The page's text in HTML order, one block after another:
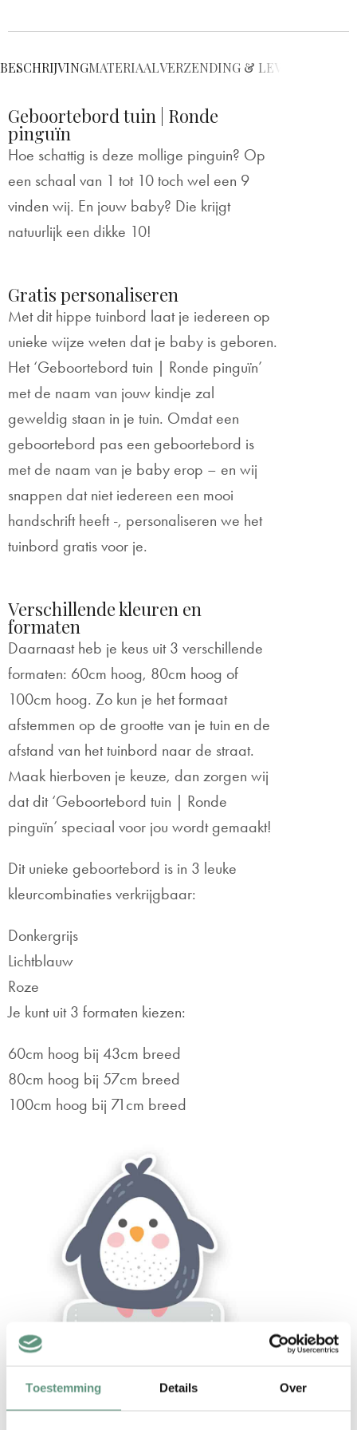
Toestemming Details Over
BESCHRIJVINGMATERIAALVERZENDING & LEVERING
Geboortebord tuin | Ronde
pinguïn
Hoe schattig is deze mollige pinguin? Op
een schaal van 1 tot 10 toch wel een 9
vinden wij. En jouw baby? Die krijgt
natuurlijk een dikke 10!
Gratis personaliseren
Met dit hippe tuinbord laat je iedereen op
unieke wijze weten dat je baby is geboren.
Het ‘Geboortebord tuin | Ronde pinguïn’
met de naam van jouw kindje zal
geweldig staan in je tuin. Omdat een
geboortebord pas een geboortebord is
met de naam van je baby erop – en wij
snappen dat niet iedereen een mooi
handschrift heeft -, personaliseren we het
tuinbord gratis voor je.
Verschillende kleuren en
formaten
Daarnaast heb je keus uit 3 verschillende
formaten: 60cm hoog, 80cm hoog of
100cm hoog. Zo kun je het formaat
afstemmen op de grootte van je tuin en de
afstand van het tuinbord naar de straat.
Maak hierboven je keuze, dan zorgen wij
dat dit ‘Geboortebord tuin | Ronde
pinguïn’ speciaal voor jou wordt gemaakt!
Dit unieke geboortebord is in 3 leuke
kleurcombinaties verkrijgbaar:
Donkergrijs
Lichtblauw
Roze
Je kunt uit 3 formaten kiezen:
60cm hoog bij 43cm breed
80cm hoog bij 57cm breed
100cm hoog bij 71cm breed